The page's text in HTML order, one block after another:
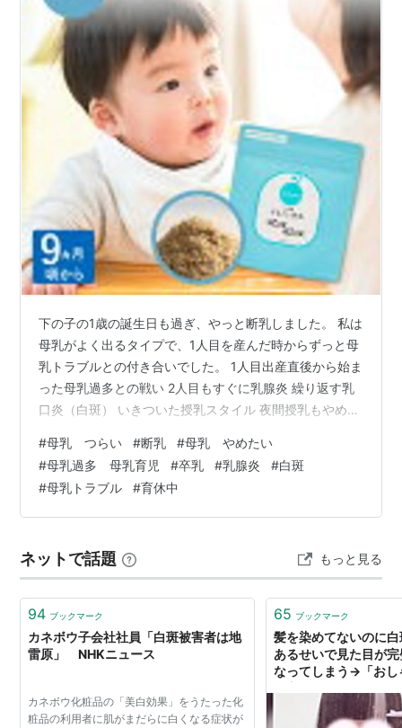
下の子の1歳の誕生日も過ぎ、やっと断乳しました。 私は
母乳がよく出るタイプで、1人目を産んだ時からずっと母
乳トラブルとの付き合いでした。 1人目出産直後から始ま
った母乳過多との戦い 2人目もすぐに乳腺炎 繰り返す乳
口炎（白斑） いきついた授乳スタイル 夜間授乳もやめら
の断乳スケジュール 断乳の不安 さいごに 1人目出産直後
から始まった母乳過多との戦い 1人目を産んでだ日の翌
朝、起きたらパジャマがビショビショ。 「誰か教えて
よ！」と思ったら、助産師さんに「そんな人めったにい
チに張り、シャワー…
#母乳 つらい #断乳 #母乳 やめたい
#母乳過多 母乳育児 #卒乳 #乳腺炎 #白斑
#母乳トラブル #育休中
ネットで話題 もっと見る
94 ブックマーク
カネボウ子会社社員「白斑被害者は地
雷原」 NHKニュース
カネボウ化粧品の「美白効果」をうたった化
粧品の利用者に肌がまだらに白くなる症状が
65 ブックマーク
髪を染めてないのに
あるせいで見た目が
なってしまう→「おし
実在するんだ...」